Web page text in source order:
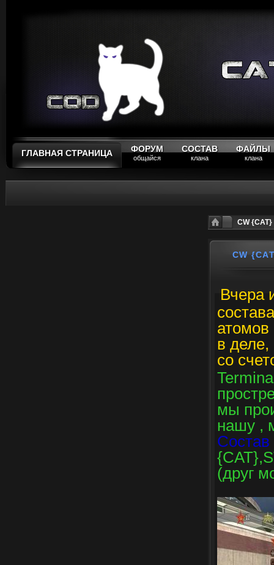
ГЛАВНАЯ СТРАНИЦА ФОРУМ
общайся
СОСТАВ
клана
ФАЙЛЫ
клана
CW
CW
Вчера
атомов
в
со
мы
нашу ,
Состав
(друг